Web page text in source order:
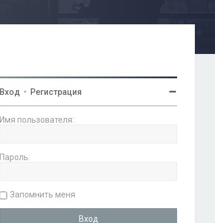
Вход • Регистрация
Имя пользователя:
Пароль:
Запомнить меня